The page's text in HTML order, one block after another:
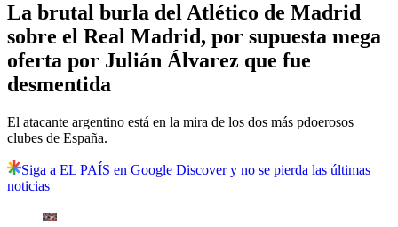
La brutal burla del Atlético de Madrid
sobre el Real Madrid, por supuesta mega
oferta por Julián Álvarez que fue
desmentida
El atacante argentino está en la mira de los dos más pdoerosos
clubes de España.
Siga a EL PAÍS en Google Discover y no se pierda las últimas
noticias